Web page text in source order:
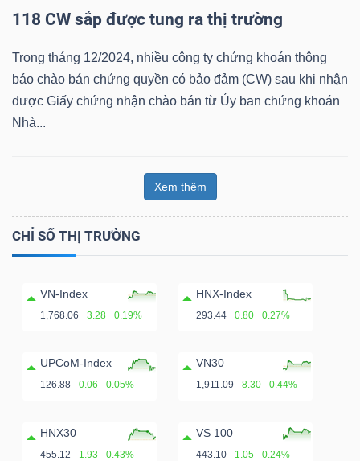
118 CW sắp được tung ra thị trường
Trong tháng 12/2024, nhiều công ty chứng khoán thông
báo chào bán chứng quyền có bảo đảm (CW) sau khi nhận
được Giấy chứng nhận chào bán từ Ủy ban chứng khoán
Nhà...
Xem thêm
CHỈ SỐ THỊ TRƯỜNG
VN-Index
1,768.06 3.28 0.19%
HNX-Index
293.44 0.80 0.27%
UPCoM-Index
126.88 0.06 0.05%
VN30
1,911.09 8.30 0.44%
HNX30
455.12 1.93 0.43%
VS 100
443.10 1.05 0.24%
viết
của
tác
giả
cáo
(-)
ngữ
Dịch